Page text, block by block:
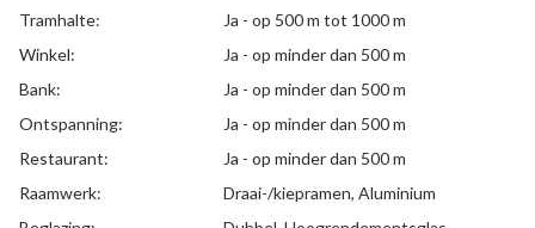
Tramhalte:
Ja - op 500 m tot 1000 m
Winkel:
Ja - op minder dan 500 m
Bank:
Ja - op minder dan 500 m
Ontspanning:
Ja - op minder dan 500 m
Restaurant:
Ja - op minder dan 500 m
Raamwerk:
Draai-/kiepramen, Aluminium